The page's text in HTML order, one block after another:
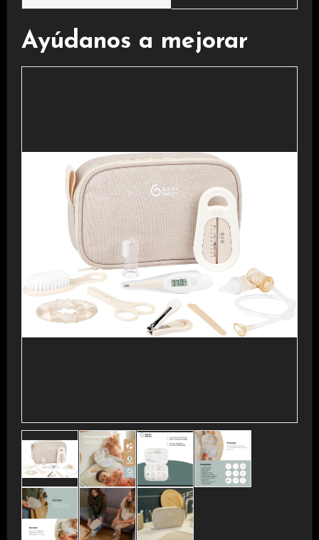
Ayúdanos a mejorar